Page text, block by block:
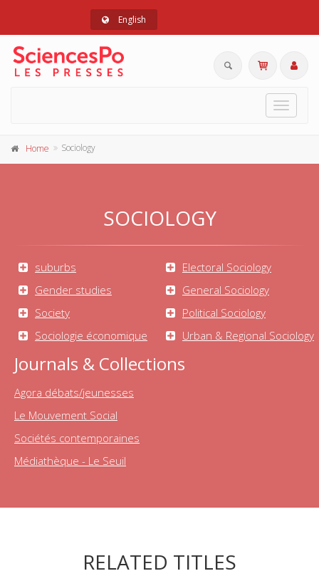
English
Toggle
Home Sociology
SOCIOLOGY
suburbs
Gender studies
Society
Sociologie économique
Electoral Sociology
General Sociology
Political Sociology
Urban & Regional Sociology
Journals & Collections
Agora débats/jeunesses
Le Mouvement Social
Sociétés contemporaines
Médiathèque - Le Seuil
RELATED TITLES